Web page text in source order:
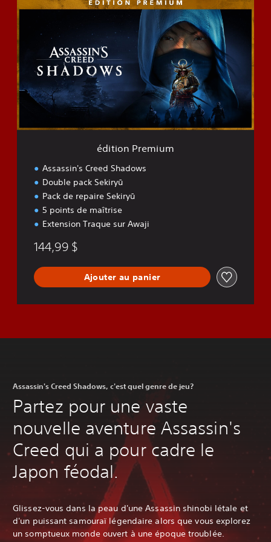
d
t
o
n
P
r
e
i
édition Premium
Assassin's Creed Shadows
Double pack Sekiryū
Pack de repaire Sekiryū
5 points de maîtrise
Extension Traque sur Awaji
144,99 $
Ajouter au panier
Assassin's Creed Shadows, c'est quel genre de jeu?
Partez pour une vaste
nouvelle aventure Assassin's
Creed qui a pour cadre le
Japon féodal.
Glissez-vous dans la peau d'une Assassin shinobi létale et
d'un puissant samouraï légendaire alors que vous explorez
un somptueux monde ouvert à une époque troublée.